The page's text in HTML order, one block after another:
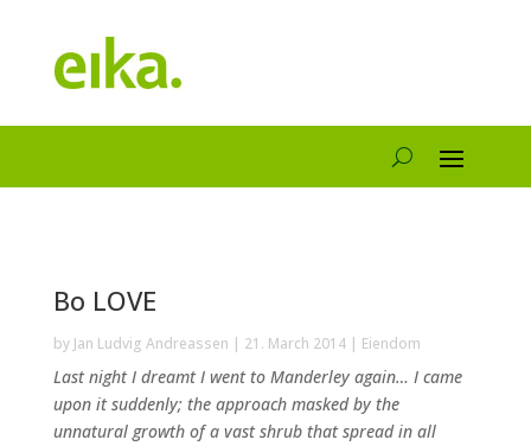
Bo LOVE
by Jan Ludvig Andreassen | 21. March 2014| Eiendom
Last night I dreamt I went to Manderley again… I came
upon it suddenly; the approach masked by the
unnatural growth of a vast shrub that spread in all